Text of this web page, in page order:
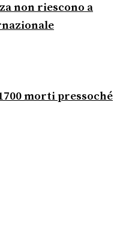
non riescono a
morti pressoché